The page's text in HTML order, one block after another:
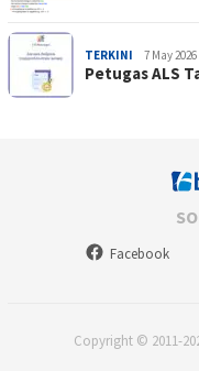
TERKINI 7 May 2026
Petugas ALS
Facebook
Copyright © 2011-